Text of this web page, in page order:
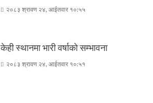
२०८३ श्रावण २४, आईतवार १०:५५
केही स्थानमा भारी वर्षाको सम्भावना
२०८३ श्रावण २४, आईतवार १०:५१